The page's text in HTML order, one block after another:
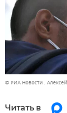
© РИА Новости .
Читать в